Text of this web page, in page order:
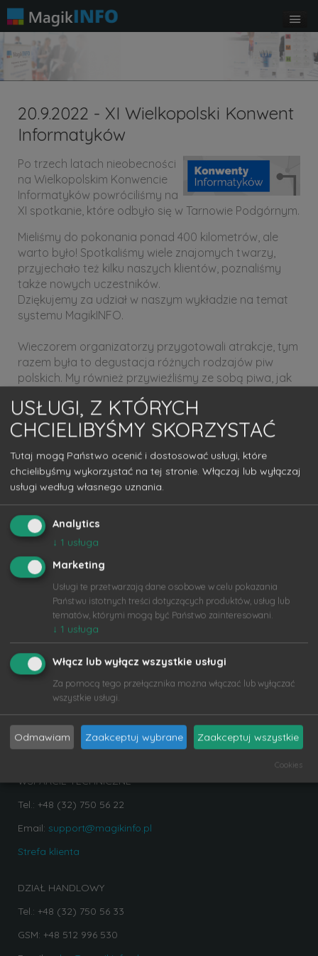
20.9.2022 - XI Wielkopolski Konwent
Informatyków
Po trzech latach nieobecności
na Wielkopolskim Konwencie
Informatyków powróciliśmy na
XI spotkanie, które odbyło się w Tarnowie Podgórnym.
Mieliśmy do pokonania ponad 400 kilometrów, ale
warto było! Spotkaliśmy wiele znajomych twarzy,
przyjechało też kilku naszych klientów, poznaliśmy
także nowych uczestników.
Dziękujemy za udział w naszym wykładzie na temat
systemu MagikINFO.
Wieczorem organizatorzy przygotowali atrakcje, tym
razem była to degustacja różnych rodzajów piw
polskich. My również przywieźliśmy ze sobą piwa, jak
zawsze czeskie :-) W kuluarach słyszeliśmy opinie, że
czeskie piwo wygrywa i nie ma sobie równych - za co
dziękujemy :-) Nie bez powodu Czesi znajdują się na I
miejscu w rankingu największej ilości wypijanego piwa
;-).
Do zobaczenia na kolejnych konwentach.
Więcej na temat Wielkopolskiego Konwentu
Informatyków
MODUŁY
MagikAUDIT
MagikHELPDESK
WSPARCIE TECHNICZNE
Tel.: +48 (32) 750 56 22
Email: support@magikinfo.pl
Strefa klienta
DZIAŁ HANDLOWY
Tel.: +48 (32) 750 56 33
GSM: +48 512 996 530
USŁUGI, Z KTÓRYCH
CHCIELIBYŚMY SKORZYSTAĆ
Tutaj mogą Państwo ocenić i dostosować usługi, które
chcielibyśmy wykorzystać na tej stronie. Włączaj lub wyłączaj
usługi według własnego uznania.
Analytics
↓ 1 usługa
Marketing
Usługi te przetwarzają dane osobowe w celu pokazania
Państwu istotnych treści dotyczących produktów, usług lub
tematów, którymi mogą być Państwo zainteresowani.
↓ 1 usługa
Włącz lub wyłącz wszystkie usługi
Za pomocą tego przełącznika można włączać lub wyłączać
wszystkie usługi.
Odmawiam Zaakceptuj wybrane Zaakceptuj wszystkie
Cookies